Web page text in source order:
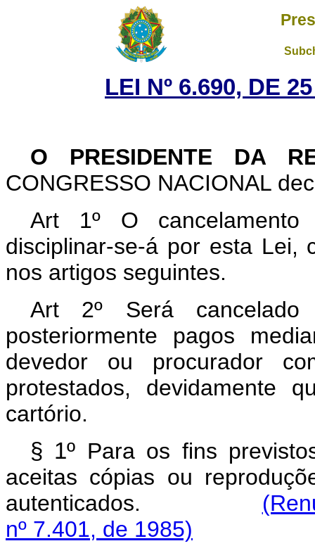
LEI Nº 6.690, DE
O PRESIDENTE DA
CONGRESSO NACIONAL
Art 1º O
disciplinar-se-á por esta Lei,
nos artigos seguintes.
Art 2º Será
posteriormente pagos
devedor ou procurador
protestados, devidamente
cartório.
§ 1º Para os fins
aceitas cópias ou
autenticados.
nº 7.401, de 1985)